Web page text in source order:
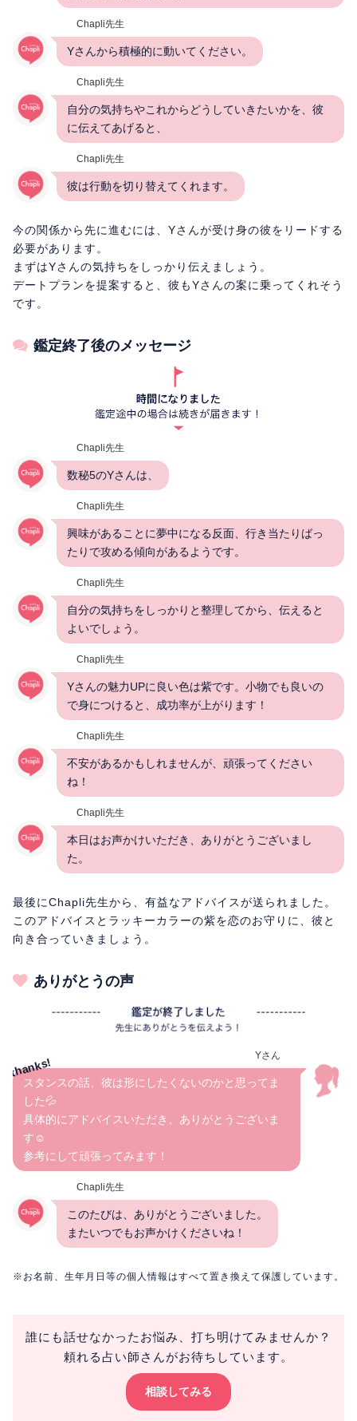
Chapli先生
Yさんから積極的に動いてください。
Chapli先生
自分の気持ちやこれからどうしていきたいかを、彼
に伝えてあげると、
Chapli先生
彼は行動を切り替えてくれます。
今の関係から先に進むには、Yさんが受け身の彼をリードする
必要があります。
まずはYさんの気持ちをしっかり伝えましょう。
デートプランを提案すると、彼もYさんの案に乗ってくれそう
です。
鑑定終了後のメッセージ
Chapli先生
数秘5のYさんは、
Chapli先生
興味があることに夢中になる反面、行き当たりばっ
たりで攻める傾向があるようです。
Chapli先生
自分の気持ちをしっかりと整理してから、伝えると
よいでしょう。
Chapli先生
Yさんの魅力UPに良い色は紫です。小物でも良いの
で身につけると、成功率が上がります！
Chapli先生
不安があるかもしれませんが、頑張ってください
ね！
Chapli先生
本日はお声かけいただき、ありがとうございまし
た。
最後にChapli先生から、有益なアドバイスが送られました。
このアドバイスとラッキーカラーの紫を恋のお守りに、彼と
向き合っていきましょう。
ありがとうの声
Yさん
スタンスの話、彼は形にしたくないのかと思ってま
した💦
具体的にアドバイスいただき、ありがとうございま
す☺️
参考にして頑張ってみます！
Chapli先生
このたびは、ありがとうございました。
またいつでもお声かけくださいね！
※お名前、生年月日等の個人情報はすべて置き換えて保護しています。
誰にも話せなかったお悩み、打ち明けてみませんか？
頼れる占い師さんがお待ちしています。
相談してみる